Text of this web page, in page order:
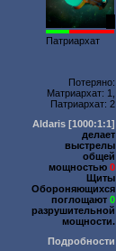
Патриархат
Потеряно:
Матриархат: 1,
Патриархат: 2
Aldaris [1000:1:1]
делает
выстрелы
общей
мощностью0
Щиты
Обороняющихся
поглощают0
разрушительной
мощности.
Подробности